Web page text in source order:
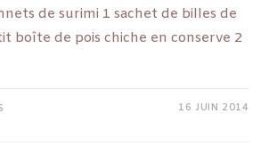
de surimi 1 sachet de billes de
boîte de pois chiche en conserve 2
16 JUIN 2014